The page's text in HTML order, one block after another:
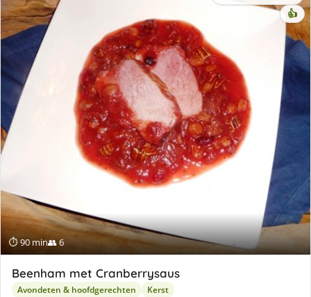
⏱ 90 min👥 6
👍
Beenham met Cranberrysaus
Avondeten & hoofdgerechten Kerst